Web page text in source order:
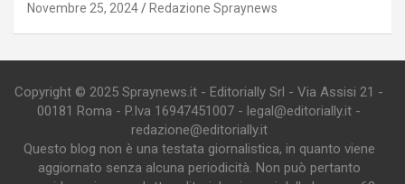
Novembre 25, 2024 Redazione Spraynews
Copyright © 2025 Spraynews.it - Editorially Srl - Via Assisi 21 -
00181 Roma - P.Iva 16947451007 - legal@editorially.it -
redazione@editorially.it
Questo blog non è una testata giornalistica, in quanto viene
aggiornato senza alcuna periodicità. Non può pertanto